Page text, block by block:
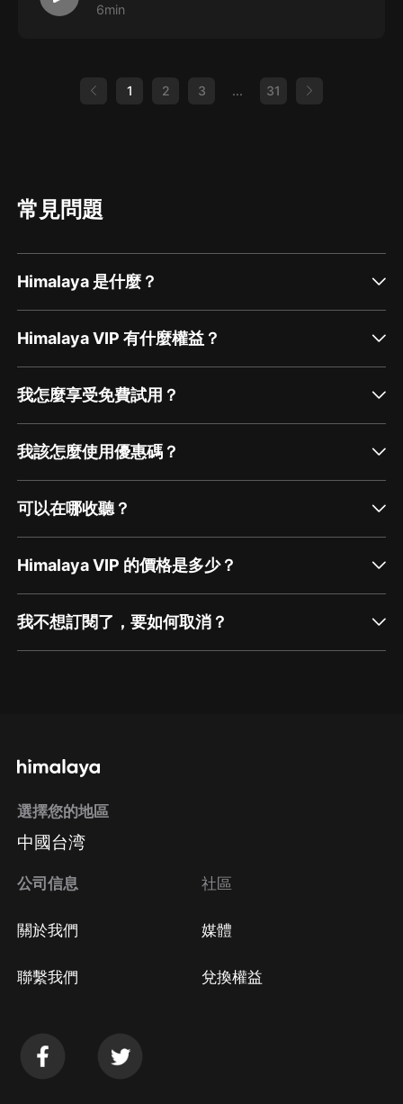
6min
1 2 3 ... 31
常見問題
Himalaya 是什麼？
Himalaya VIP 有什麼權益？
我怎麼享受免費試用？
我該怎麼使用優惠碼？
可以在哪收聽？
Himalaya VIP 的價格是多少？
我不想訂閱了，要如何取消？
方法 Google Play取消訂閱方法
選擇您的地區
中國台湾
公司信息
關於我們
聯繫我們
社區
媒體
兌換權益